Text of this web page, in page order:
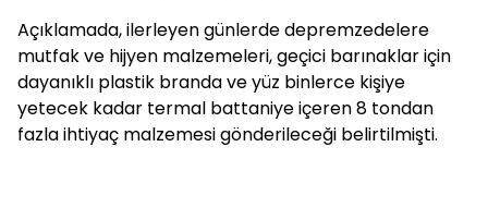
Açıklamada, ilerleyen günlerde depremzedelere
mutfak ve hijyen malzemeleri, geçici barınaklar için
dayanıklı plastik branda ve yüz binlerce kişiye
yetecek kadar termal battaniye içeren 8 tondan
fazla ihtiyaç malzemesi gönderileceği belirtilmişti.